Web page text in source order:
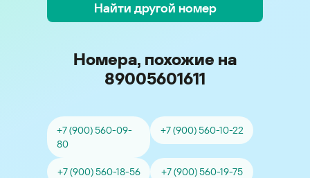
Найти другой номер
Номера, похожие на
89005601611
+7 (900) 560-09-
80
+7 (900) 560-10-22
+7 (900) 560-18-56 +7 (900) 560-19-75